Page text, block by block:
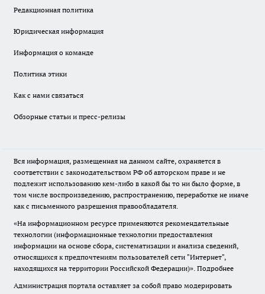
Редакционная политика
Юридическая информация
Информация о команде
Политика этики
Как с нами связаться
Обзорные статьи и пресс-релизы
Вся информация, размещенная на данном сайте, охраняется в
соответствии с законодательством РФ об авторском праве и не
подлежит использованию кем-либо в какой бы то ни было форме, в
том числе воспроизведению, распространению, переработке не иначе
как с письменного разрешения правообладателя.
«На информационном ресурсе применяются рекомендательные
технологии (информационные технологии предоставления
информации на основе сбора, систематизации и анализа сведений,
относящихся к предпочтениям пользователей сети "Интернет",
находящихся на территории Российской Федерации)». Подробнее
Администрация портала оставляет за собой право модерировать